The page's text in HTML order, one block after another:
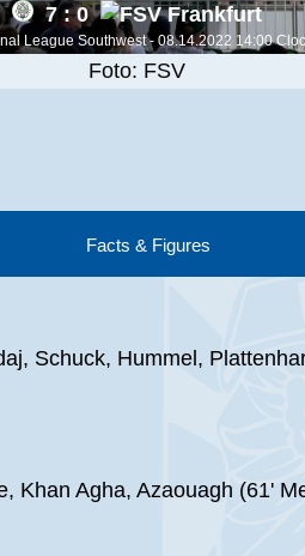
7 : 0
League Southwest - 08.14.2022 14:00
Foto: FSV
Facts & Figures
Schuck, Hummel,
Khan Agha, Azaouagh (61'